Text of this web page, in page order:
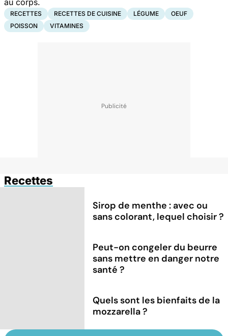
RECETTES RECETTES DE CUISINE LÉGUME
OEUF
POISSON
VITAMINES
Recettes
Sirop de menthe : avec ou
sans colorant, lequel choisir ?
Peut-on congeler du beurre
sans mettre en danger notre
santé ?
Quels sont les bienfaits de la
mozzarella ?